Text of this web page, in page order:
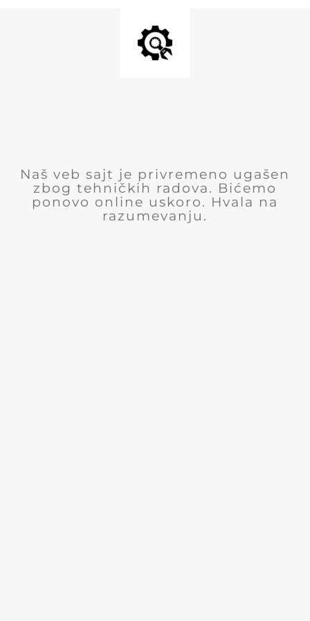
Naš veb sajt je privremeno ugašen
zbog tehničkih radova. Bićemo
ponovo online uskoro. Hvala na
razumevanju.